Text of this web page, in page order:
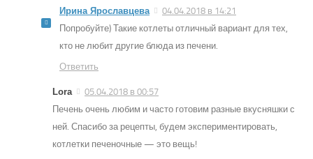
Ирина Ярославцева
04.04.2018 в 14:21
Попробуйте) Такие котлеты отличный вариант для тех,
кто не любит другие блюда из печени.
Ответить
Lora
05.04.2018 в 00:57
Печень очень любим и часто готовим разные вкусняшки с
ней. Спасибо за рецепты, будем экспериментировать,
котлетки печеночные — это вещь!